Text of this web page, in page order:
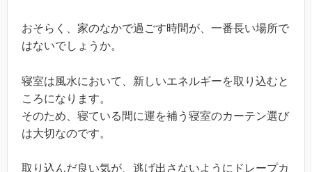
おそらく、家のなかで過ごす時間が、一番長い場所で
はないでしょうか。
寝室は風水において、新しいエネルギーを取り込むと
ころになります。
そのため、寝ている間に運を補う寝室のカーテン選び
は大切なのです。
取り込んだ良い気が、逃げ出さないようにドレープカ